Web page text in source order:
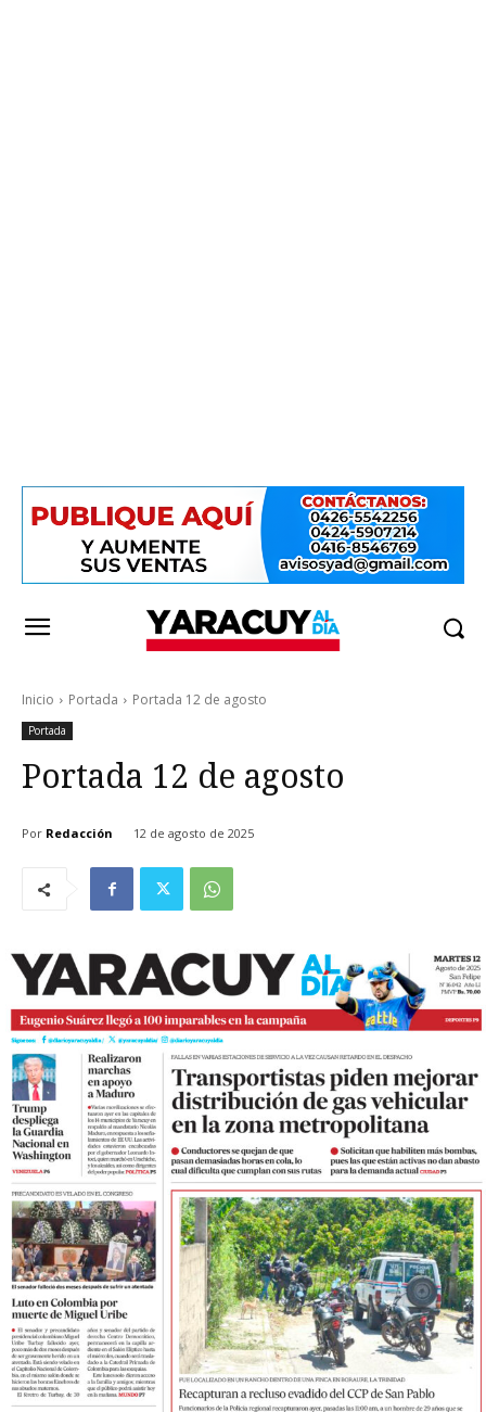
Inicio Portada Portada 12 de agosto
Portada
Portada 12 de agosto
Por Redacción 12 de agosto de 2025